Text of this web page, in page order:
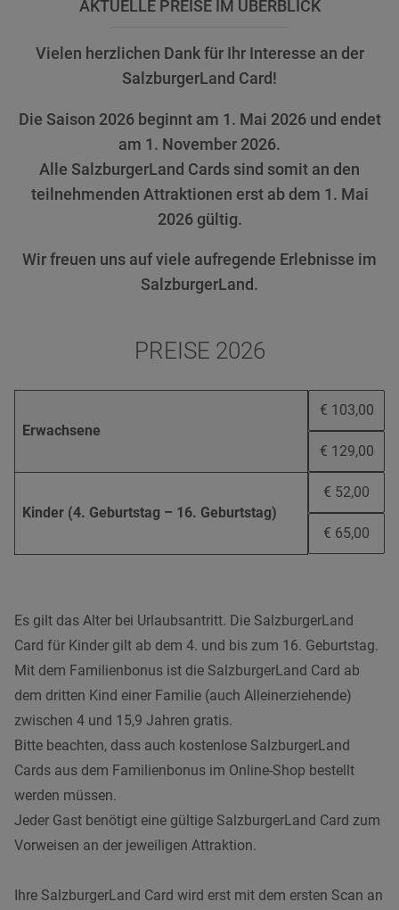
AKTUELLE PREISE IM ÜBERBLICK
Vielen herzlichen Dank für Ihr Interesse an der
SalzburgerLand Card!
Die Saison 2026 beginnt am 1. Mai 2026 und endet
am 1. November 2026.
Alle SalzburgerLand Cards sind somit an den
teilnehmenden Attraktionen erst ab dem 1. Mai
2026 gültig.
Wir freuen uns auf viele aufregende Erlebnisse im
SalzburgerLand.
PREISE 2026
Erwachsene
€ 103,00
€ 129,00
Kinder (4. Geburtstag – 16. Geburtstag)
€ 52,00
€ 65,00
Es gilt das Alter bei Urlaubsantritt. Die SalzburgerLand
Card für Kinder gilt ab dem 4. und bis zum 16. Geburtstag.
Mit dem Familienbonus ist die SalzburgerLand Card ab
dem dritten Kind einer Familie (auch Alleinerziehende)
zwischen 4 und 15,9 Jahren gratis.
Bitte beachten, dass auch kostenlose SalzburgerLand
Cards aus dem Familienbonus im Online-Shop bestellt
werden müssen.
Jeder Gast benötigt eine gültige SalzburgerLand Card zum
Vorweisen an der jeweiligen Attraktion.
Ihre SalzburgerLand Card wird erst mit dem ersten Scan an